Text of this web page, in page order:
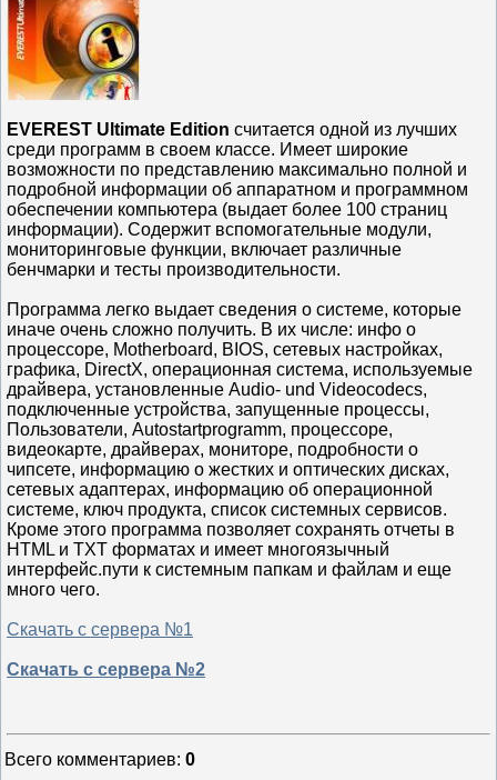
EVEREST Ultimate Edition cчитается одной из лучших
среди программ в своем классе. Имеет широкие
возможности по представлению максимально полной и
подробной информации об аппаратном и программном
обеспечении компьютера (выдает более 100 страниц
информации). Содержит вспомогательные модули,
мониторинговые функции, включает различные
бенчмарки и тесты производительности.
Программа легко выдает сведения о системе, которые
иначе очень сложно получить. В их числе: инфо о
процессоре, Motherboard, BIOS, сетевых настройках,
графика, DirectX, операционная система, используемые
драйвера, установленные Audio- und Videocodecs,
подключенные устройства, запущенные процессы,
Пользователи, Autostartprogramm, процессоре,
видеокарте, драйверах, мониторе, подробности о
чипсете, информацию о жестких и оптических дисках,
сетевых адаптерах, информацию об операционной
системе, ключ продукта, список системных сервисов.
Кроме этого программа позволяет сохранять отчеты в
HTML и TXT форматах и имеет многоязычный
интерфейс.пути к системным папкам и файлам и еще
много чего.
Скачать с сервера №1
Скачать с сервера №2
Всего комментариев: 0